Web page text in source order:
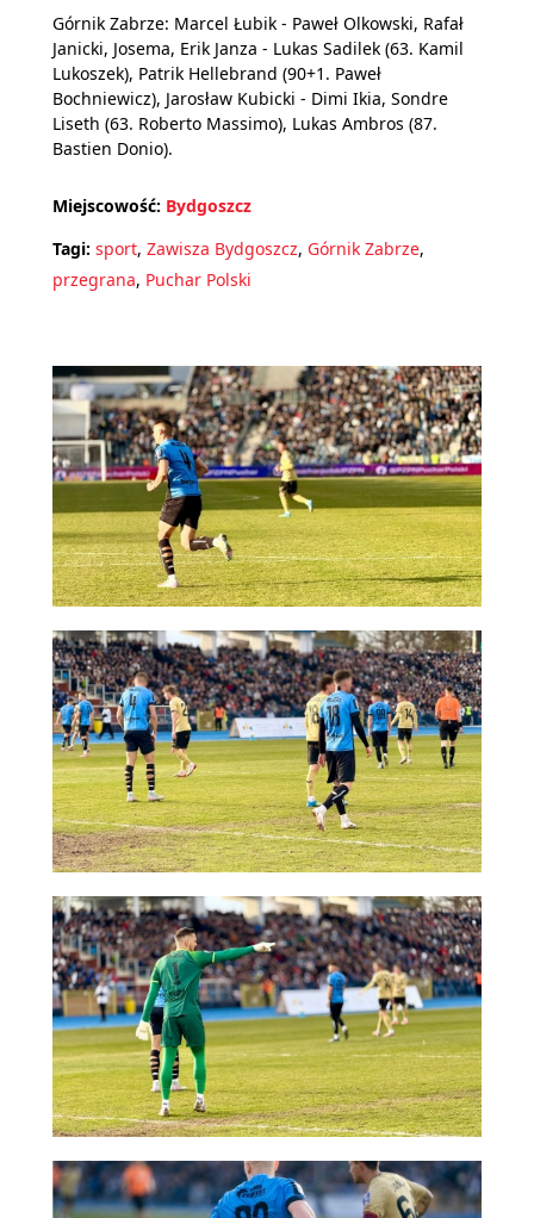
Górnik Zabrze: Marcel Łubik - Paweł Olkowski, Rafał
Janicki, Josema, Erik Janza - Lukas Sadilek (63. Kamil
Lukoszek), Patrik Hellebrand (90+1. Paweł
Bochniewicz), Jarosław Kubicki - Dimi Ikia, Sondre
Liseth (63. Roberto Massimo), Lukas Ambros (87.
Bastien Donio).
Miejscowość: Bydgoszcz
Tagi: sport, Zawisza Bydgoszcz, Górnik Zabrze,
przegrana, Puchar Polski